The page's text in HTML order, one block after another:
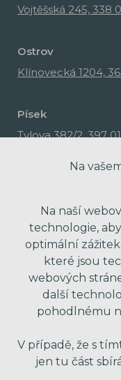
Vojtěšská 245, 338
Ostrov
Klínovecká 1204,
Písek
Tylova 382/2, 397
Na
Na naší
technologie,
optimální
které jsou
webových
další
pohodlnému
V případě, že s
jen tu část